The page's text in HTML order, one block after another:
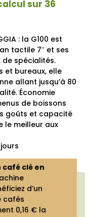
sur 36
: la G100 est
tactile 7″ et ses
spécialités.
et bureaux, elle
allant jusqu’à 80
Économie
de boissons
goûts et capacité
le meilleur aux
clé en
d’un
cafés
0,16 € la